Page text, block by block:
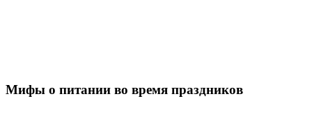
Мифы о питании во время праздников